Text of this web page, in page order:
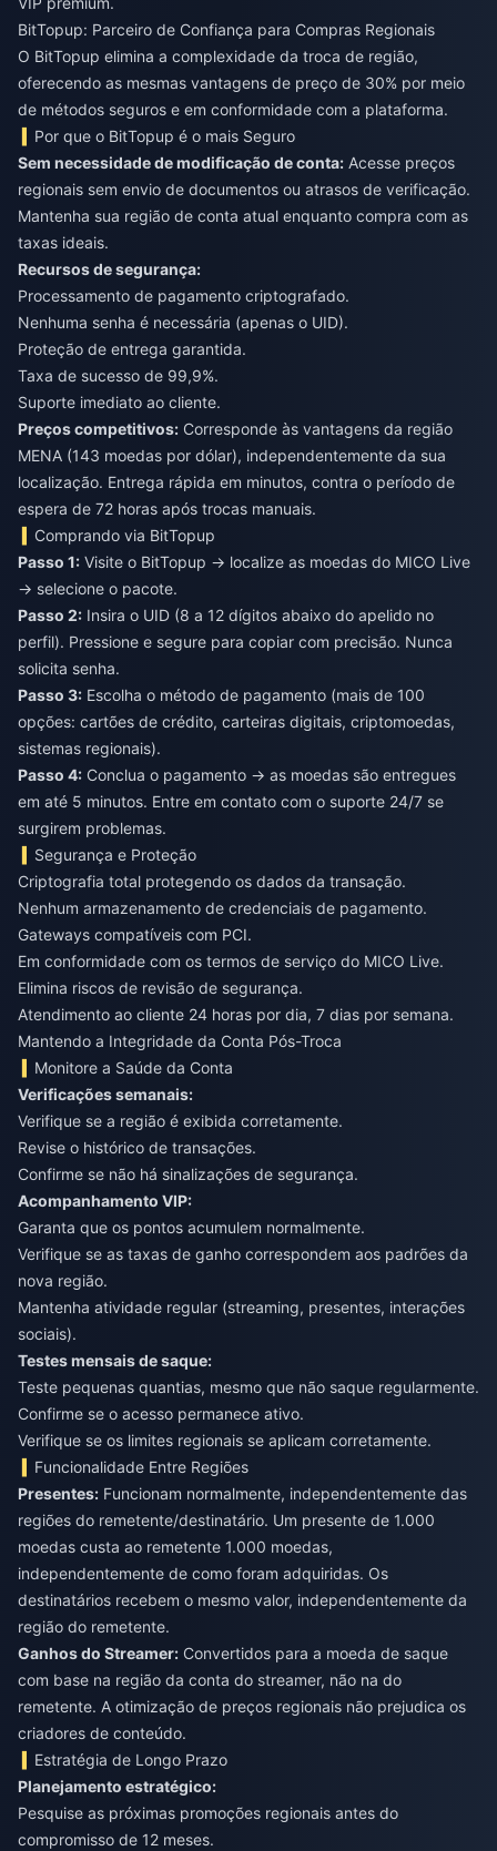
BitTopup: Parceiro de Confiança para Compras Regionais
O BitTopup elimina a complexidade da troca de região,
oferecendo as mesmas vantagens de preço de 30% por meio
de métodos seguros e em conformidade com a plataforma.
Por que o BitTopup é o mais Seguro
Sem necessidade de modificação de conta: Acesse preços
regionais sem envio de documentos ou atrasos de verificação.
Mantenha sua região de conta atual enquanto compra com as
taxas ideais.
Recursos de segurança:
Processamento de pagamento criptografado.
Nenhuma senha é necessária (apenas o UID).
Proteção de entrega garantida.
Taxa de sucesso de 99,9%.
Suporte imediato ao cliente.
Preços competitivos: Corresponde às vantagens da região
MENA (143 moedas por dólar), independentemente da sua
localização. Entrega rápida em minutos, contra o período de
espera de 72 horas após trocas manuais.
Comprando via BitTopup
Passo 1: Visite o BitTopup → localize as moedas do MICO Live
→ selecione o pacote.
Passo 2: Insira o UID (8 a 12 dígitos abaixo do apelido no
perfil). Pressione e segure para copiar com precisão. Nunca
solicita senha.
Passo 3: Escolha o método de pagamento (mais de 100
opções: cartões de crédito, carteiras digitais, criptomoedas,
sistemas regionais).
Passo 4: Conclua o pagamento → as moedas são entregues
em até 5 minutos. Entre em contato com o suporte 24/7 se
surgirem problemas.
Segurança e Proteção
Criptografia total protegendo os dados da transação.
Nenhum armazenamento de credenciais de pagamento.
Gateways compatíveis com PCI.
Em conformidade com os termos de serviço do MICO Live.
Elimina riscos de revisão de segurança.
Atendimento ao cliente 24 horas por dia, 7 dias por semana.
Mantendo a Integridade da Conta Pós-Troca
Monitore a Saúde da Conta
Verificações semanais:
Verifique se a região é exibida corretamente.
Revise o histórico de transações.
Confirme se não há sinalizações de segurança.
Acompanhamento VIP:
Garanta que os pontos acumulem normalmente.
Verifique se as taxas de ganho correspondem aos padrões da
nova região.
Mantenha atividade regular (streaming, presentes, interações
sociais).
Testes mensais de saque:
Teste pequenas quantias, mesmo que não saque regularmente.
Confirme se o acesso permanece ativo.
Verifique se os limites regionais se aplicam corretamente.
Funcionalidade Entre Regiões
Presentes: Funcionam normalmente, independentemente das
regiões do remetente/destinatário. Um presente de 1.000
moedas custa ao remetente 1.000 moedas,
independentemente de como foram adquiridas. Os
destinatários recebem o mesmo valor, independentemente da
região do remetente.
Ganhos do Streamer: Convertidos para a moeda de saque
com base na região da conta do streamer, não na do
remetente. A otimização de preços regionais não prejudica os
criadores de conteúdo.
Estratégia de Longo Prazo
Planejamento estratégico:
Pesquise as próximas promoções regionais antes do
compromisso de 12 meses.